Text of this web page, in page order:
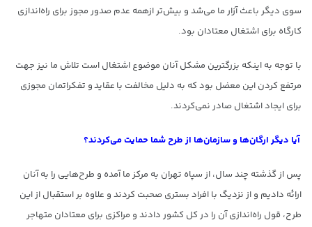
سوی دیگر باعث آزار ما می‌شد و بیش‌تر ازهمه عدم صدور مجوز برای راه‌اندازی
کارگاه برای اشتغال معتادان بود.
با توجه به اینکه بزرگترین مشکل آنان موضوع اشتغال است تلاش ما نیز جهت
مرتفع کردن این معضل بود که به دلیل مخالفت با عقاید و تفکراتمان مجوزی
برای ایجاد اشتغال صادر نمی‌کردند.
آیا دیگر ارگان‌ها و سازمان‌ها از طرح شما حمایت می‌کردند؟
پس از گذشته چند سال، از سپاه تهران به مرکز ما آمده و طرح‌هایی را به آنان
ارائه دادیم و از نزدیگ با افراد بستری صحبت کردند و علاوه بر استقبال از این
طرح، قول راه‌اندازی آن را در کل کشور دادند و مراکزی برای معتادان متهاجر